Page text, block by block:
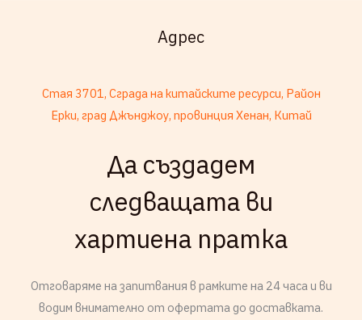
Адрес
Стая 3701, Сграда на китайските ресурси, Район
Ерки, град Джънджоу, провинция Хенан, Китай
Да създадем
следващата ви
хартиена пратка
Отговаряме на запитвания в рамките на 24 часа и ви
водим внимателно от офертата до доставката.
Esperanto
Frisian
Thai
Armenian
French